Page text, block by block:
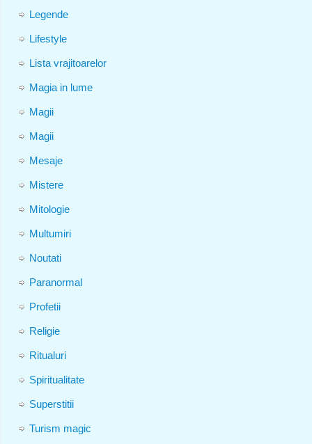
Legende
Lifestyle
Lista vrajitoarelor
Magia in lume
Magii
Magii
Mesaje
Mistere
Mitologie
Multumiri
Noutati
Paranormal
Profetii
Religie
Ritualuri
Spiritualitate
Superstitii
Turism magic